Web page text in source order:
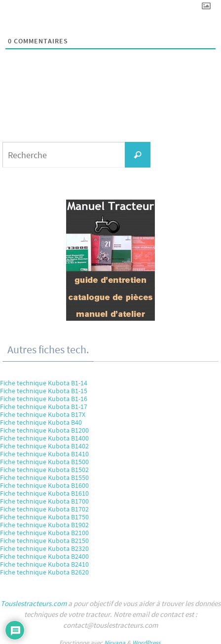
0 COMMENTAIRES
Recherche
Autres fiches tech.
Fiche technique Kubota B1-14
Fiche technique Kubota B1-15
Fiche technique Kubota B1-16
Fiche technique Kubota B1-17
Fiche technique Kubota B17X
Fiche technique Kubota B40
Fiche technique Kubota B1200
Fiche technique Kubota B1400
Fiche technique Kubota B1402
Fiche technique Kubota B1410
Fiche technique Kubota B1500
Fiche technique Kubota B1502
Fiche technique Kubota B1550
Fiche technique Kubota B1600
Fiche technique Kubota B1610
Fiche technique Kubota B1700
Fiche technique Kubota B1702
Fiche technique Kubota B1750
Fiche technique Kubota B1902
Fiche technique Kubota B2100
Fiche technique Kubota B2150
Fiche technique Kubota B2320
Fiche technique Kubota B2400
Fiche technique Kubota B2410
Fiche technique Kubota B2620
Touslestracteurs.coma pour objectif de vous aider à trouver les données
techniques de votre tracteur. Notre email de contact est :
contact@touslestracteurs.com